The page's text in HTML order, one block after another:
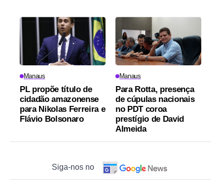
Manaus
PL propõe título de
cidadão amazonense
para Nikolas Ferreira e
Flávio Bolsonaro
Manaus
Para Rotta, presença
de cúpulas nacionais
no PDT coroa
prestígio de David
Almeida
Siga-nos no